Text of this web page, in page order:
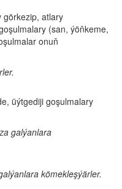
görkezip, atlary
(san, ýöňkeme,
onuň
üýtgediji goşulmalary
galýanlara
kömekleşýärler.